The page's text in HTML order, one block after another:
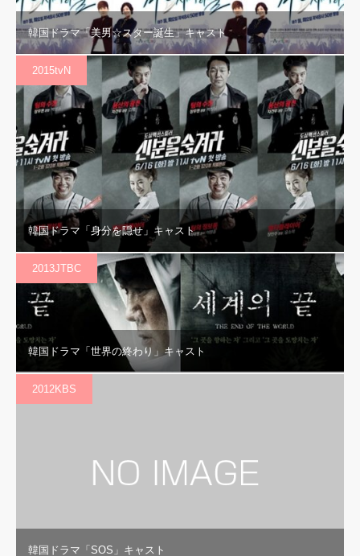
韓国ドラマ「美男☆スター誕生」キャスト
2015tvN
韓国ドラマ「身分を隠せ」キャスト
2013JTBC
韓国ドラマ「世界の終わり」キャスト
2012KBS
韓国ドラマ「SOS」キャスト